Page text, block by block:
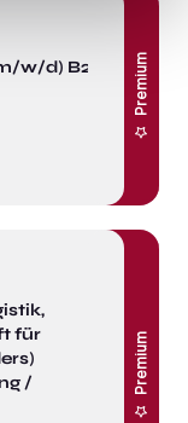
w/d) B2B |
Premium
für
/
Premium